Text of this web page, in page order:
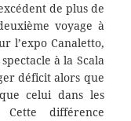
de plus de
voyage à
l’expo Canaletto,
à la Scala
déficit alors que
celui dans les
différence